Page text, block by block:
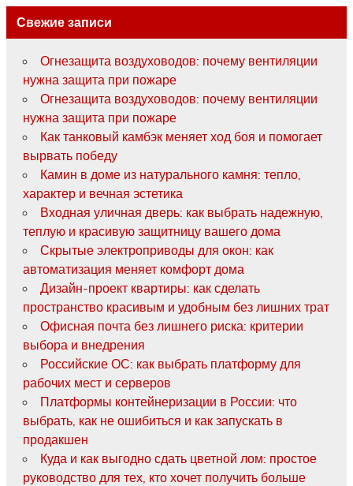
Свежие записи
Огнезащита воздуховодов: почему вентиляции
нужна защита при пожаре
Огнезащита воздуховодов: почему вентиляции
нужна защита при пожаре
Как танковый камбэк меняет ход боя и помогает
вырвать победу
Камин в доме из натурального камня: тепло,
характер и вечная эстетика
Входная уличная дверь: как выбрать надежную,
теплую и красивую защитницу вашего дома
Скрытые электроприводы для окон: как
автоматизация меняет комфорт дома
Дизайн-проект квартиры: как сделать
пространство красивым и удобным без лишних трат
Офисная почта без лишнего риска: критерии
выбора и внедрения
Российские ОС: как выбрать платформу для
рабочих мест и серверов
Платформы контейнеризации в России: что
выбрать, как не ошибиться и как запускать в
продакшен
Куда и как выгодно сдать цветной лом: простое
руководство для тех, кто хочет получить больше